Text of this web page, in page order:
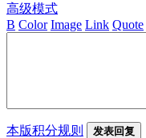
高级模式
B Color Image Link Quote
本版积分规则 发表回复